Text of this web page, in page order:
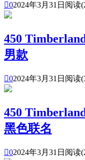
02024年3月31日 阅读
450
男款
02024年3月31日 阅读
450
黑色联名
02024年3月31日 阅读